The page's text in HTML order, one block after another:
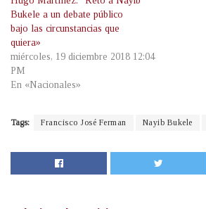
Bukele a un debate público
bajo las circunstancias que
quiera»
miércoles, 19 diciembre 2018 12:04
PM
En «Nacionales»
Tags: Francisco José Ferman Nayib Bukele